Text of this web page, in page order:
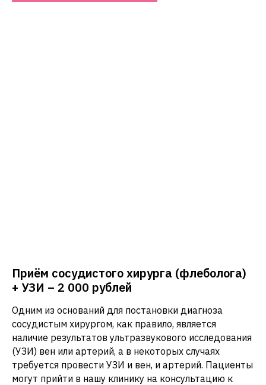
Приём сосудистого хирурга (флеболога)
+ УЗИ – 2 000 рублей
Одним из оснований для постановки диагноза
сосудистым хирургом, как правило, является
наличие результатов ультразвукового исследования
(УЗИ) вен или артерий, а в некоторых случаях
требуется провести УЗИ и вен, и артерий. Пациенты
могут прийти в нашу клинику на консультацию к